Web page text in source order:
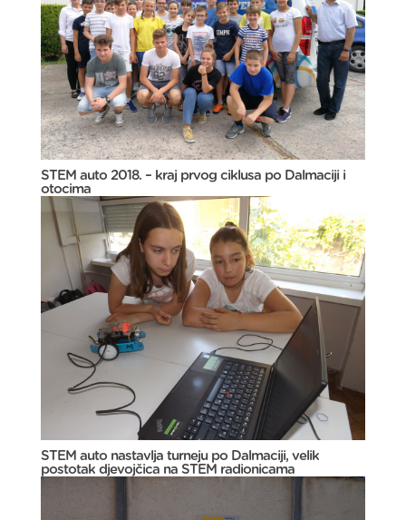
STEM auto 2018. – kraj prvog ciklusa po Dalmaciji i
otocima
STEM auto nastavlja turneju po Dalmaciji, velik
postotak djevojčica na STEM radionicama